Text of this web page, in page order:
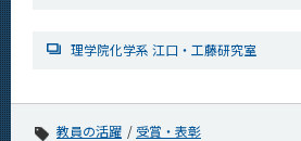
理学院化学系 江口・工藤研究室
教員の活躍
受賞・表彰